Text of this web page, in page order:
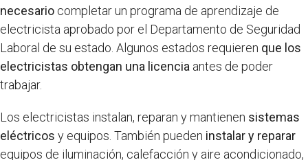
necesario completar un programa de aprendizaje de
electricista aprobado por el Departamento de Seguridad
Laboral de su estado. Algunos estados requieren que los
electricistas obtengan una licencia antes de poder
trabajar.
Los electricistas instalan, reparan y mantienen sistemas
eléctricos y equipos. También pueden instalar y reparar
equipos de iluminación, calefacción y aire acondicionado,